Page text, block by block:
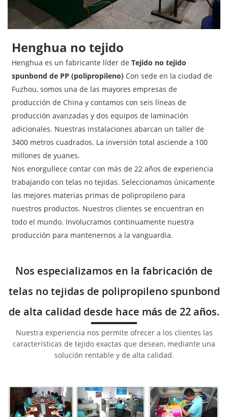
Henghua no tejido
Henghua es un fabricante líder deTejido no tejido
spunbond de PP (polipropileno) Con sede en la ciudad de
Fuzhou, somos una de las mayores empresas de
producción de China y contamos con seis líneas de
producción avanzadas y dos equipos de laminación
adicionales. Nuestras instalaciones abarcan un taller de
3400 metros cuadrados. La inversión total asciende a 100
millones de yuanes.
Nos enorgullece contar con más de 22 años de experiencia
trabajando con telas no tejidas. Seleccionamos únicamente
las mejores materias primas de polipropileno para
nuestros productos. Nuestros clientes se encuentran en
todo el mundo. Involucramos continuamente nuestra
producción para mantenernos a la vanguardia.
Nos especializamos en la fabricación de
telas no tejidas de polipropileno spunbond
de alta calidad desde hace más de 22 años.
Nuestra experiencia nos permite ofrecer a los clientes las
características de tejido exactas que desean, mediante una
solución rentable y de alta calidad.